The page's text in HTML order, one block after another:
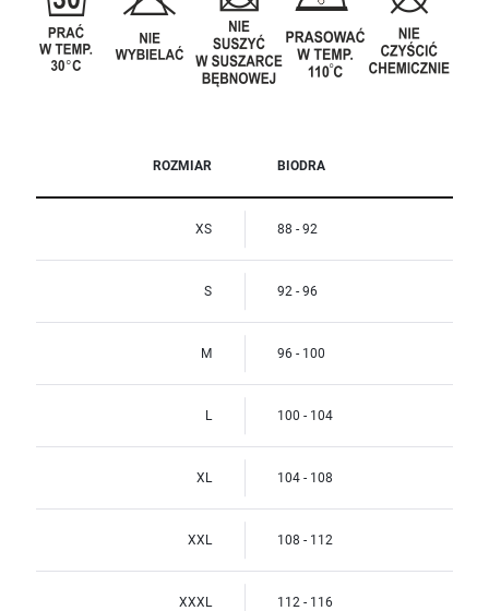
ROZMIAR BIODRA
XS 88 - 92
S 92 - 96
M 96 - 100
L 100 - 104
XL 104 - 108
XXL 108 - 112
XXXL 112 - 116